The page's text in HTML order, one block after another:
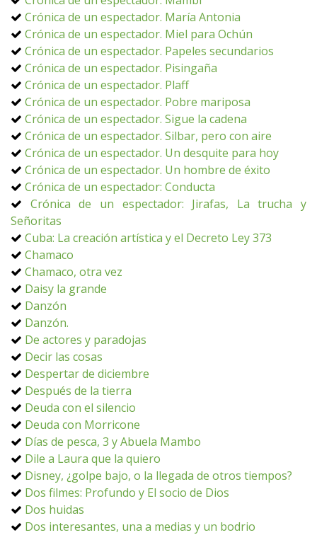
Crónica de un espectador. María Antonia
Crónica de un espectador. Miel para Ochún
Crónica de un espectador. Papeles secundarios
Crónica de un espectador. Pisingaña
Crónica de un espectador. Plaff
Crónica de un espectador. Pobre mariposa
Crónica de un espectador. Sigue la cadena
Crónica de un espectador. Silbar, pero con aire
Crónica de un espectador. Un desquite para hoy
Crónica de un espectador. Un hombre de éxito
Crónica de un espectador: Conducta
Crónica de un espectador: Jirafas, La trucha y
Señoritas
Cuba: La creación artística y el Decreto Ley 373
Chamaco
Chamaco, otra vez
Daisy la grande
Danzón
Danzón.
De actores y paradojas
Decir las cosas
Despertar de diciembre
Después de la tierra
Deuda con el silencio
Deuda con Morricone
Días de pesca, 3 y Abuela Mambo
Dile a Laura que la quiero
Disney, ¿golpe bajo, o la llegada de otros tiempos?
Dos filmes: Profundo y El socio de Dios
Dos huidas
Dos interesantes, una a medias y un bodrio